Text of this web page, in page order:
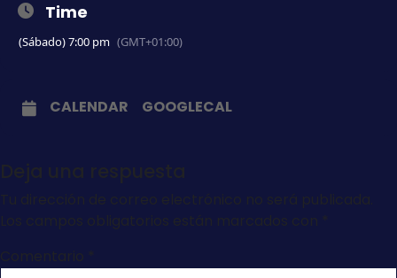
Time
(Sábado) 7:00 pm (GMT+01:00)
CALENDAR GOOGLECAL